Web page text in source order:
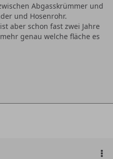
Abgasskrümmer und
und Hosenrohr.
aber schon fast zwei Jahre
genau welche fläche es